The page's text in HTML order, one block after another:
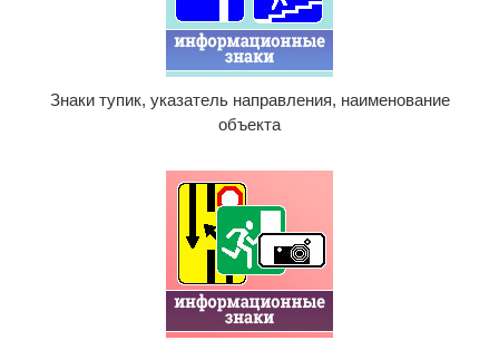
Знаки тупик, указатель направления, наименование
объекта